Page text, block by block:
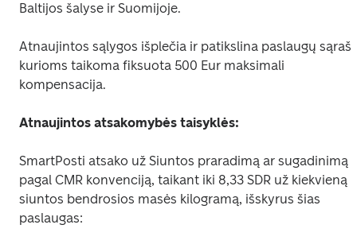
Baltijos šalyse ir Suomijoje.
Atnaujintos sąlygos išplečia ir patikslina paslaugų
kurioms taikoma fiksuota 500 Eur maksimali
kompensacija.
Atnaujintos atsakomybės taisyklės:
SmartPosti atsako už Siuntos praradimą ar sugadinimą
pagal CMR konvenciją, taikant iki 8,33 SDR už kiekvieną
siuntos bendrosios masės kilogramą, išskyrus šias
paslaugas: